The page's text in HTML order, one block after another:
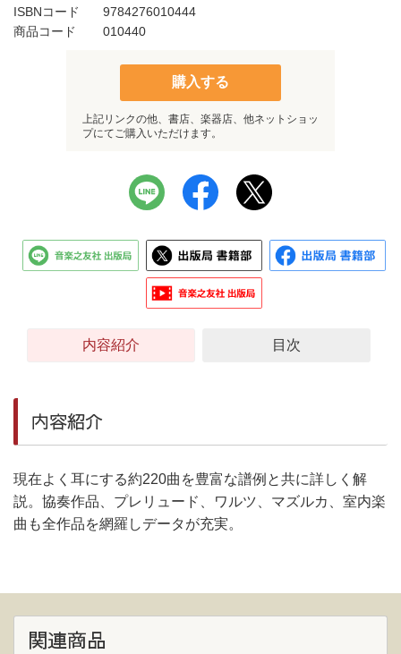
ISBNコード
9784276010444
商品コード
010440
購入する
上記リンクの他、書店、楽器店、他ネットショッ
プにてご購入いただけます。
内容紹介 目次
内容紹介
現在よく耳にする約220曲を豊富な譜例と共に詳しく解
説。協奏作品、プレリュード、ワルツ、マズルカ、室内楽
曲も全作品を網羅しデータが充実。
関連商品